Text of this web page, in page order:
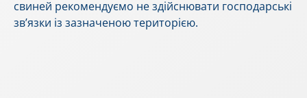
свиней рекомендуємо не здійснювати господарські
зв’язки із зазначеною територією.